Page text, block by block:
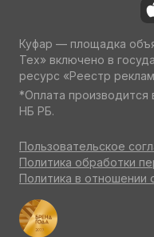
Куфар — площадка
Тех» включено в
ресурс «Реестр
*Оплата производится
НБ РБ.
Пользовательское
Политика обработки
Политика в отношении